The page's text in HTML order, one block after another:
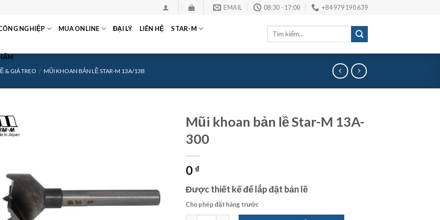
EMAIL 08:30 - 17:00 +84 979 190 639
NGHIỆP MUA ONLINE ĐẠI LÝ LIÊN HỆ STAR-M
Tìm
& GIÁ TREO / MŨI KHOAN BẢN LỀ STAR-M 13A/13B
Mũi khoan bản lề Star-M 13A-
300
0 ₫
Được thiết kế để lắp đặt bản lề
Cho phép đặt hàng trước